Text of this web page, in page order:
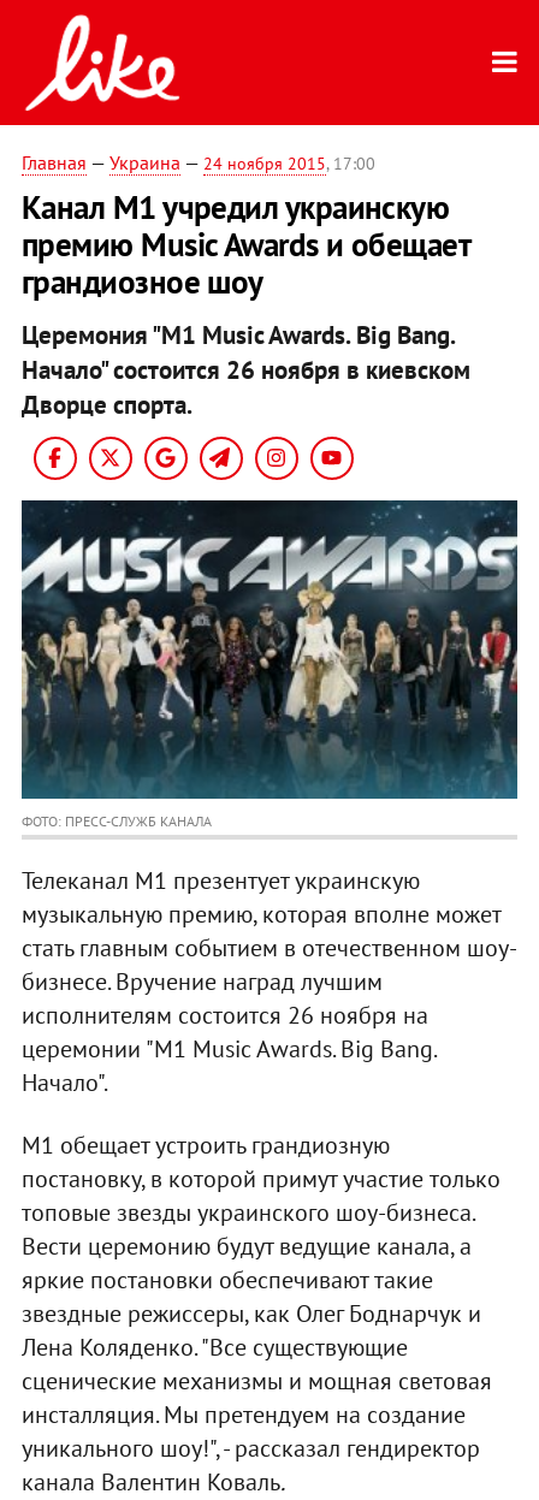
Главная — Украина — 24 ноября 2015, 17:00
Канал М1 учредил украинскую
премию Music Awards и обещает
грандиозное шоу
Церемония "M1 Music Awards. Big Bang.
Начало" состоится 26 ноября в киевском
Дворце спорта.
ФОТО: ПРЕСС-СЛУЖБ КАНАЛА
Телеканал М1 презентует украинскую
музыкальную премию, которая вполне может
стать главным событием в отечественном шоу-
бизнесе. Вручение наград лучшим
исполнителям состоится 26 ноября на
церемонии "M1 Music Awards. Big Bang.
Начало".
М1 обещает устроить грандиозную
постановку, в которой примут участие только
топовые звезды украинского шоу-бизнеса.
Вести церемонию будут ведущие канала, а
яркие постановки обеспечивают такие
звездные режиссеры, как Олег Боднарчук и
Лена Коляденко. "Все существующие
сценические механизмы и мощная световая
инсталляция. Мы претендуем на создание
уникального шоу!", - рассказал гендиректор
канала Валентин Коваль.